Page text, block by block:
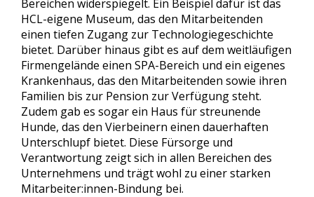
Bereichen widerspiegelt. Ein Beispiel dafür ist das
HCL-eigene Museum, das den Mitarbeitenden
einen tiefen Zugang zur Technologiegeschichte
bietet. Darüber hinaus gibt es auf dem weitläufigen
Firmengelände einen SPA-Bereich und ein eigenes
Krankenhaus, das den Mitarbeitenden sowie ihren
Familien bis zur Pension zur Verfügung steht.
Zudem gab es sogar ein Haus für streunende
Hunde, das den Vierbeinern einen dauerhaften
Unterschlupf bietet. Diese Fürsorge und
Verantwortung zeigt sich in allen Bereichen des
Unternehmens und trägt wohl zu einer starken
Mitarbeiter:innen-Bindung bei.